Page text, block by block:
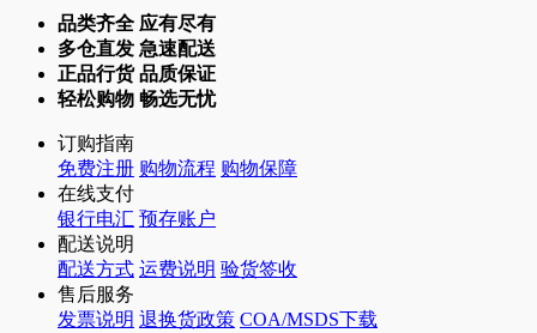
品类齐全 应有尽有
多仓直发 急速配送
正品行货 品质保证
轻松购物 畅选无忧
订购指南
免费注册 购物流程 购物保障
在线支付
银行电汇 预存账户
配送说明
配送方式 运费说明 验货签收
售后服务
发票说明 退换货政策 COA/MSDS下载